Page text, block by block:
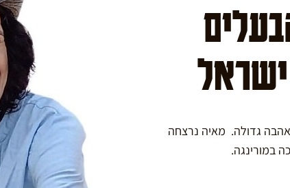
ישראל
גדולה. מאיה נרצחה